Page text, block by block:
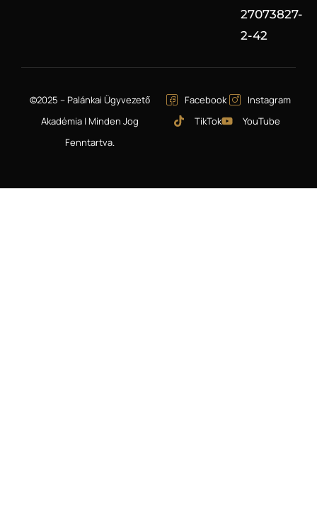
27073827-
2-42
©2025 – Palánkai Ügyvezető
Akadémia | Minden Jog
Fenntartva.
Facebook
Instagram
TikTok
YouTube